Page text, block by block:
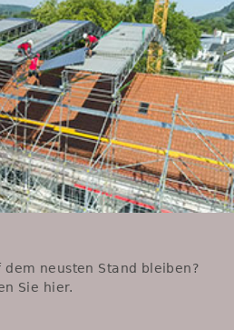
neusten Stand bleiben?
Sie hier.